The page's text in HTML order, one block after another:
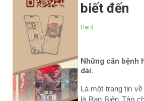
biết đến
Hard
Những căn bệnh
dài.
Là một trang tin
là Ban Biên Tập